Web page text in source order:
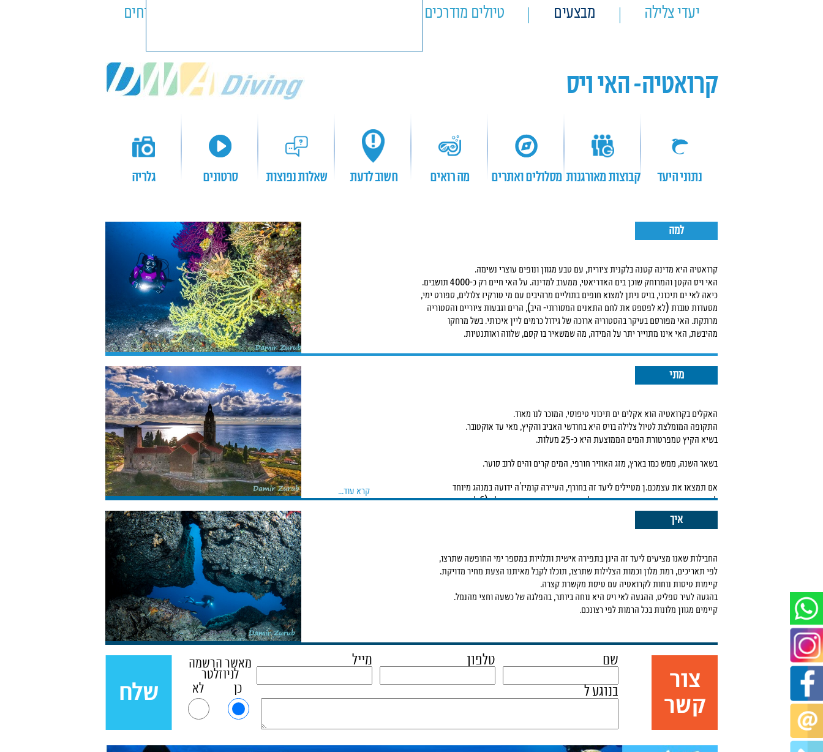
יעדי צלילה מבצעים טיולים מודרכים ביטוחים
קרואטיה- האי ויס
נתוני היעד קבוצות מאורגנות מסלולים ואתרים מה רואים חשוב לדעת שאלות נפוצות סרטונים גלריה
למה
קרואטיה היא מדינה קטנה בלקנית ציורית, עם טבע מגוון ונופים עוצרי נשימה.
האי ויס הקטן והמרוחק שוכן בים האדריאטי, ממערב למדינה. על האי חיים רק כ-4000 תושבים.
כיאה לאי ים תיכוני, בויס ניתן למצוא חופים בתוליים מרהיבים עם מי טורקיז צלולים, ספורט ימי,
מסעדות טובות (לא לפספס את לחם התאנים המסורתי- היב), הרים וגבעות ציוריים והסטוריה
מרתקת. האי מפורסם בעיקר בהסטוריה ארוכה של גידול כרמים ליין איכותי. בשל מרחקו
מהיבשת, האי אינו מתוייר יתר על המידה, מה שמשאיר בו קסם, שלווה ואותנטיות.
מתי
האקלים בקרואטיה הוא אקלים ים תיכוני טיפוסי, המוכר לנו מאוד.
התקופה המומלצת לטיול צלילה בויס היא בחודשי האביב והקיץ, מאי עד אוקטובר.
בשיא הקיץ טמפרטורת המים הממוצעת היא כ-25 מעלות.
בשאר השנה, ממש כמו בארץ, מזג האוויר חורפי, המים קרים והים לרוב סוער.
אם תמצאו את עצמכם.ן מטיילים ליעד זה בחורף, העיירה קומיז’ה ידועה במנהג מיוחד
לפיו שורפים סירות עץ ישנות ומברכים על סירות חדשות ביום סנט ניקולס (6 לדצמבר
בכל שנה), ממול הכנסייה העתיקה והמרשימה במקום.
קרא עוד...
איך
החבילות שאנו מציעים ליעד זה הינן בתפירה אישית ותלויות במספר ימי החופשה שתרצו,
לפי תאריכים, רמת מלון וכמות הצלילות שתרצו, תוכלו לקבל מאיתנו הצעת מחיר מדויקת.
קיימות טיסות נוחות לקרואטיה עם טיסת מקשרת קצרה.
בהגעה לעיר ספליט, ההגעה לאי ויס היא נוחה ביותר, בהפלגה של כשעה וחצי מהנמל.
קיימים מגוון מלונות בכל הרמות לפי רצונכם.
צור
קשר
שם טלפון מייל
בנוגע ל
מאשר הרשמה
לניוזלטר
כן
לא שלח